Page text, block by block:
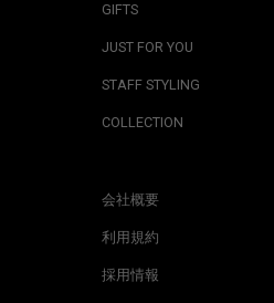
GIFTS
JUST FOR YOU
STAFF STYLING
COLLECTION
会社概要
利用規約
採用情報